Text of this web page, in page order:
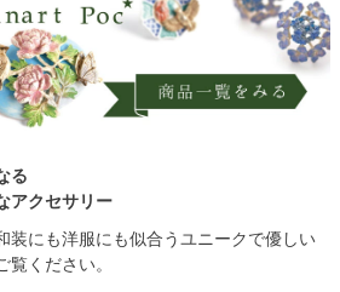
る
アクセサリー
装にも洋服にも似合うユニークで優しい
ください。